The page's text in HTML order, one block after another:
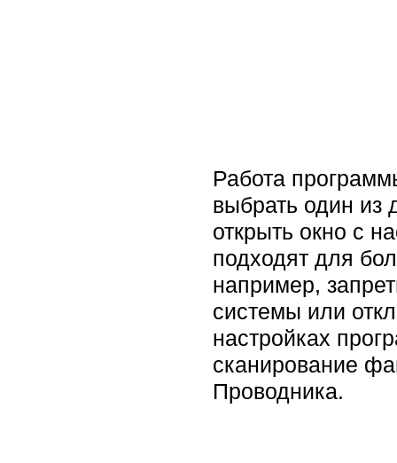
Работа
выбрать один из
открыть окно с
подходят для
например,
системы или
настройках
сканирование
Проводника.